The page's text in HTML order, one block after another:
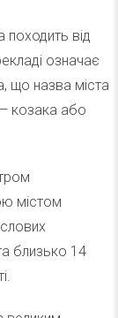
від
означає
що назва міста
— козака або
містом
близько 14